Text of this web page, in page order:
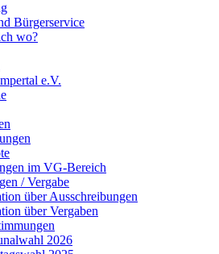
Bürgerservice
wo?
e.V.
im VG-Bereich
/ Vergabe
über Ausschreibungen
über Vergaben
2026